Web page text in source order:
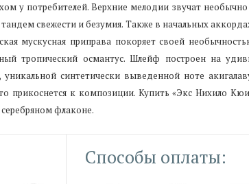
у потребителей. Верхние мелодии звучат
свежести и безумия. Также в начальных
мускусная приправа покоряет своей
тропический османтус. Шлейф построен на
синтетически выведенной ноте
прикоснется к композиции. Купить «Экс Нихило
флаконе.
Способы оплаты: